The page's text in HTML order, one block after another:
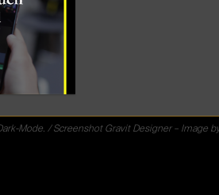
Mode. / Screenshot Gravit Designer – Image